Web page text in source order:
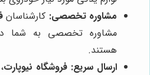
مشاوره تخصصی: کارشناسان
مشاوره تخصصی به شما
هستند.
ارسال سریع: فروشگاه نیوپارت